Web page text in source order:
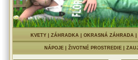
KVETY ZÁHRADKA OKRASNÁ ZÁHRADA
NÁPOJE ŽIVOTNÉ PROSTREDIE